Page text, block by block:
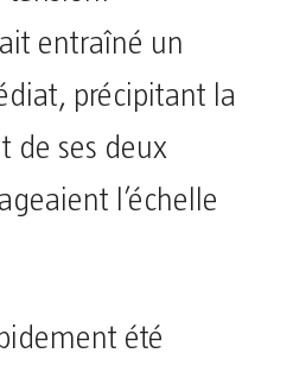
entraîné un
précipitant la
de ses deux
l’échelle
été